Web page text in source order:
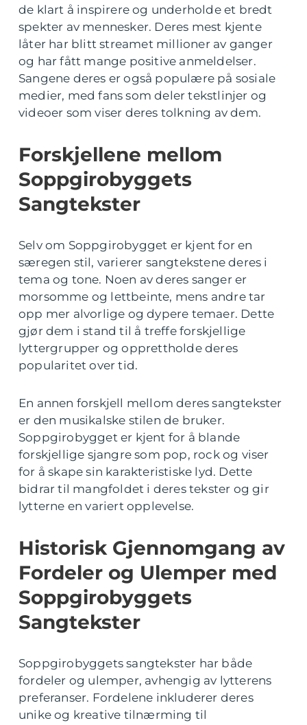
de klart å inspirere og underholde et bredt
spekter av mennesker. Deres mest kjente
låter har blitt streamet millioner av ganger
og har fått mange positive anmeldelser.
Sangene deres er også populære på sosiale
medier, med fans som deler tekstlinjer og
videoer som viser deres tolkning av dem.
Forskjellene mellom
Soppgirobyggets
Sangtekster
Selv om Soppgirobygget er kjent for en
særegen stil, varierer sangtekstene deres i
tema og tone. Noen av deres sanger er
morsomme og lettbeinte, mens andre tar
opp mer alvorlige og dypere temaer. Dette
gjør dem i stand til å treffe forskjellige
lyttergrupper og opprettholde deres
popularitet over tid.
En annen forskjell mellom deres sangtekster
er den musikalske stilen de bruker.
Soppgirobygget er kjent for å blande
forskjellige sjangre som pop, rock og viser
for å skape sin karakteristiske lyd. Dette
bidrar til mangfoldet i deres tekster og gir
lytterne en variert opplevelse.
Historisk Gjennomgang av
Fordeler og Ulemper med
Soppgirobyggets
Sangtekster
Soppgirobyggets sangtekster har både
fordeler og ulemper, avhengig av lytterens
preferanser. Fordelene inkluderer deres
unike og kreative tilnærming til